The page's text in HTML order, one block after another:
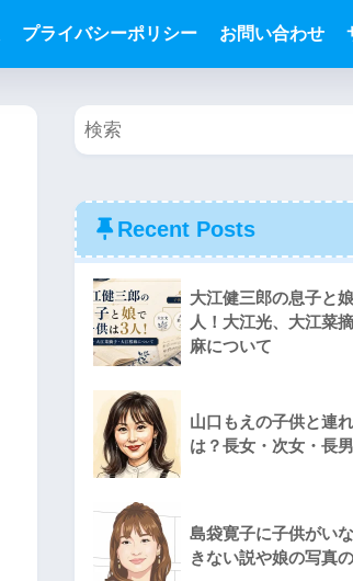
プライバシーポリシー お問い合わせ
Recent Posts
大江健三郎の息子と
人！大江光、大江菜
麻について
山口もえの子供と連
は？長女・次女・長
島袋寛子に子供がい
きない説や娘の写真